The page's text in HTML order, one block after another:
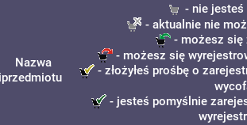
Nazwa
przedmiotu
- nie
- aktualnie nie
- możesz się
- możesz się
- złożyłeś prośbę o
- jesteś pomyślnie